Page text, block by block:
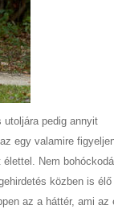
pedig annyit
egy valamire
Nem
közben is
az a háttér, ami az